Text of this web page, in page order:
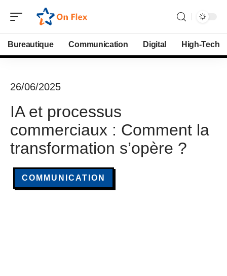
Bureautique Communication Digital High-Tech
26/06/2025
IA et processus
commerciaux : Comment la
transformation s’opère ?
COMMUNICATION